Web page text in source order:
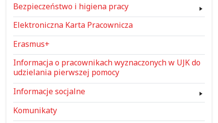
Bezpieczeństwo i higiena pracy
Elektroniczna Karta Pracownicza
Erasmus+
Informacja o pracownikach wyznaczonych w UJK do
udzielania pierwszej pomocy
Informacje socjalne
Komunikaty